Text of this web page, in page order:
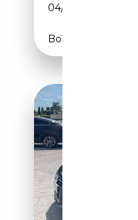
04/2009
Boîte manuelle